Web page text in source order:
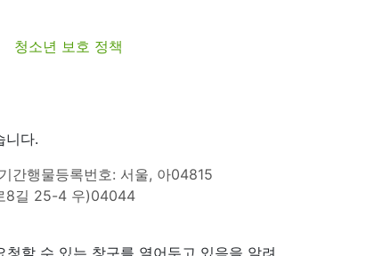
청소년 보호 정책
니다.
간행물등록번호: 서울, 아04815
8길 25-4 우)04044
할 수 있는 창구를 열어두고 있음을 알려